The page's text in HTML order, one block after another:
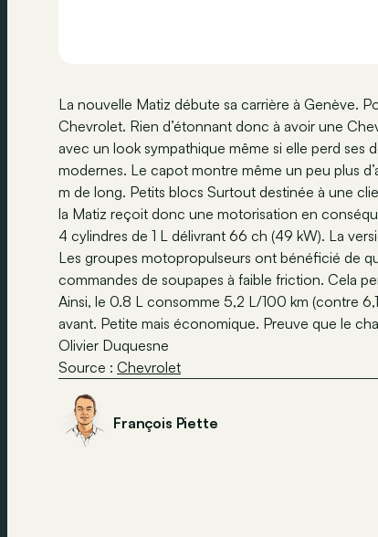
La nouvelle Matiz débute sa carrière à Genève.
Chevrolet. Rien d’étonnant donc à avoir une
avec un look sympathique même si elle perd ses
modernes. Le capot montre même un peu plus
m de long. Petits blocs Surtout destinée à une
la Matiz reçoit donc une motorisation en
4 cylindres de 1 L délivrant 66 ch (49 kW). La
Les groupes motopropulseurs ont bénéficié de
commandes de soupapes à faible friction. Cela
Ainsi, le 0.8 L consomme 5,2 L/100 km (contre
avant. Petite mais économique. Preuve que le
Olivier Duquesne
Source : Chevrolet
François Piette